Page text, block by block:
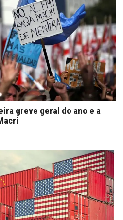
greve geral do ano e a